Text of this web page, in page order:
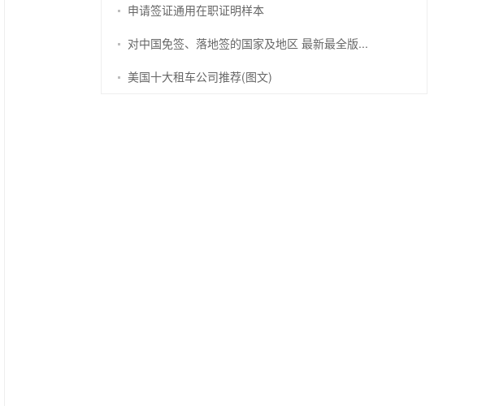
申请签证通用在职证明样本
对中国免签、落地签的国家及地区 最新最全版...
美国十大租车公司推荐(图文)